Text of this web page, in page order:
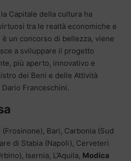
Capitale della cultura ha
tra le realtà economiche e
un concorso di bellezza, viene
a sviluppare il progetto
più aperto, innovativo e
dei Beni e delle Attività
Franceschini.
Bari, Carbonia (Sud
di Stabia (Napoli), Cerveteri
Isernia, L’Aquila, Modica